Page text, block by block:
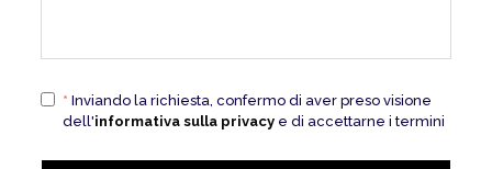
* Inviando la richiesta, confermo di aver preso visione
dell'informativa sulla privacye di accettarne i termini